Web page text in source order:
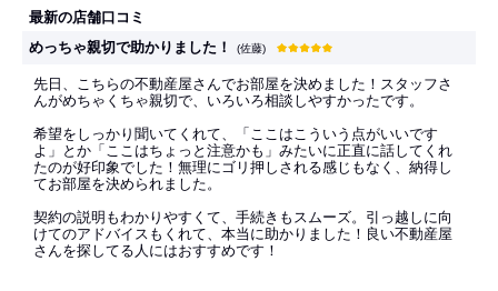
最新の店舗口コミ
めっちゃ親切で助かりました！
(佐藤)
先日、こちらの不動産屋さんでお部屋を決めました！スタッフさ
んがめちゃくちゃ親切で、いろいろ相談しやすかったです。
希望をしっかり聞いてくれて、「ここはこういう点がいいです
よ」とか「ここはちょっと注意かも」みたいに正直に話してくれ
たのが好印象でした！無理にゴリ押しされる感じもなく、納得し
てお部屋を決められました。
契約の説明もわかりやすくて、手続きもスムーズ。引っ越しに向
けてのアドバイスもくれて、本当に助かりました！良い不動産屋
さんを探してる人にはおすすめです！